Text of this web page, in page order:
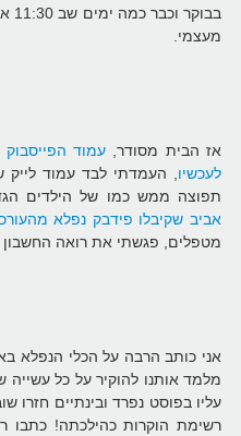
מעצמי.
אז הבית מסודר,
לעכשיו , העמדתי לבד עמוד
תפוצה ממש כמו של הילדים
אביב שקיבלו פידבק נפלא
מטפלים, פגשתי את רואה החשבון
אני כותב הרבה על הכלי הנפלא
מלמד אותנו להוקיר על כל עשייה
עליו בפוסט נפרד ובינתיים
רשימת הוקרות כהילכתה! כתבו